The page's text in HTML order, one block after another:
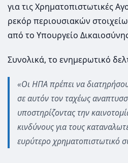
για τις Χρηματοπιστωτικές
ρεκόρ περιουσιακών
από το Υπουργείο
Συνολικά, το ενημερωτικό
«Οι ΗΠΑ πρέπει να
σε αυτόν τον ταχέως
υποστηρίζοντας την
κινδύνους για τους
ευρύτερο χρηματοπιστωτικό